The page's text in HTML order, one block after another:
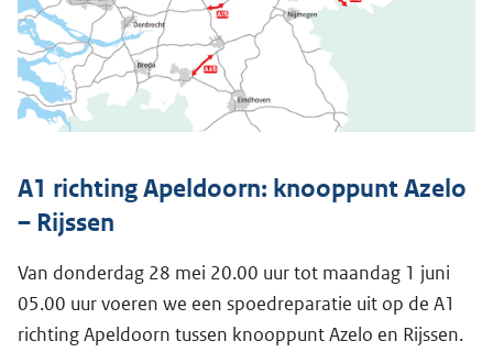
A1 richting Apeldoorn: knooppunt Azelo
– Rijssen
Van donderdag 28 mei 20.00 uur tot maandag 1 juni
05.00 uur voeren we een spoedreparatie uit op de A1
richting Apeldoorn tussen knooppunt Azelo en Rijssen.